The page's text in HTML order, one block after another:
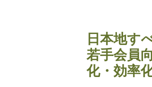
日本地す
若手会員
化・効率